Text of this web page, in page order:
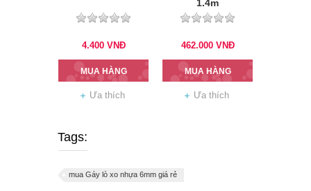
4.400 VNĐ
MUA HÀNG
Ưa thích
1.4m
462.000 VNĐ
MUA HÀNG
Ưa thích
Tags:
mua Gáy lò xo nhựa 6mm giá rẻ